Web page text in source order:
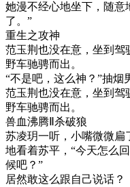
她漫不经心地坐下，随意
了。”
重生之攻神
范玉荆也没在意，坐到驾
野车驰骋而出。
“不是吧，这么神？”抽烟
范玉荆也没在意，坐到驾
野车驰骋而出。
兽血沸腾Ⅱ杀破狼
苏凌玥一听，小嘴微微扁
地看着苏平，“今天怎么
候吧？”
居然敢这么跟自己说话？